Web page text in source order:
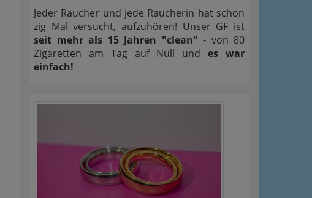
Jeder Raucher und jede Raucherin hat schon
zig Mal versucht, aufzuhören! Unser GF ist
seit mehr als 15 Jahren "clean" - von 80
Zigaretten am Tag auf Null undes war
einfach!